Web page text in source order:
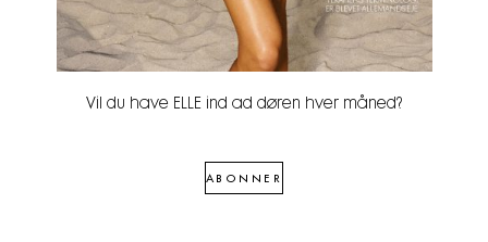
Vil du have ELLE ind ad døren hver måned?
ABONNER